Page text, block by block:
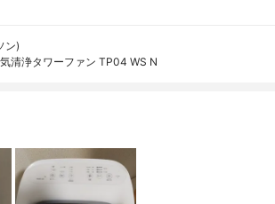
ン)
清浄タワーファン TP04 WS N